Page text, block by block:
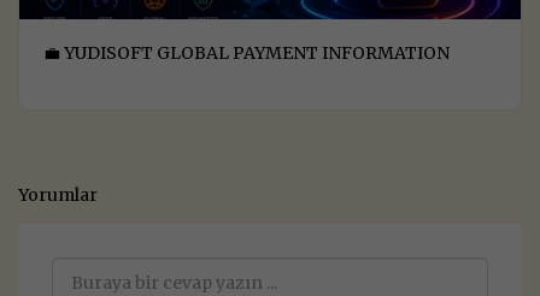
💼 YUDISOFT GLOBAL PAYMENT INFORMATION
Yorumlar